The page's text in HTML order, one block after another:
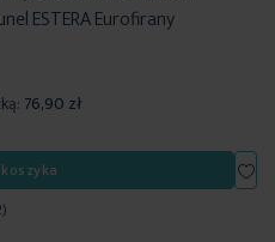
ESTERA Eurofirany
76,90 zł